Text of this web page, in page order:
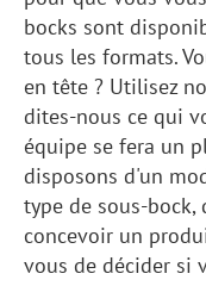
bocks sont
tous les formats.
en tête ? Utilisez
dites-nous ce qui
équipe se fera un
disposons d'un
type de sous-
concevoir un
vous de décider si